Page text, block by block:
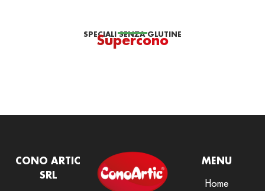
SPECIALI SENZA GLUTINE
Supercono
CONO ARTIC
SRL
MENU
Home